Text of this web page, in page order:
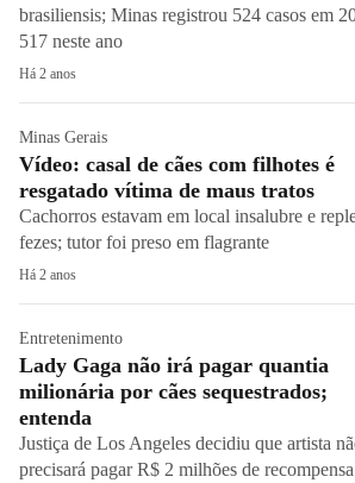
brasiliensis; Minas registrou 524 casos em
517 neste ano
Há 2 anos
Minas Gerais
Vídeo: casal de cães com filhotes é
resgatado vítima de maus tratos
Cachorros estavam em local insalubre e
fezes; tutor foi preso em flagrante
Há 2 anos
Entretenimento
Lady Gaga não irá pagar quantia
milionária por cães sequestrados;
entenda
Justiça de Los Angeles decidiu que artista
precisará pagar R$ 2 milhões de